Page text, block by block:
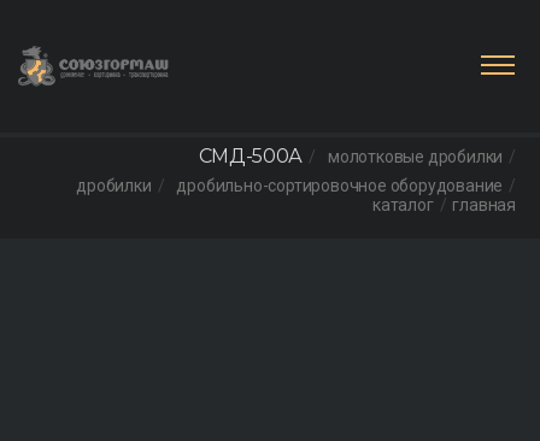
главная
каталог
дробильно-сортировочное оборудование
дробилки
молотковые дробилки
СМД-500А